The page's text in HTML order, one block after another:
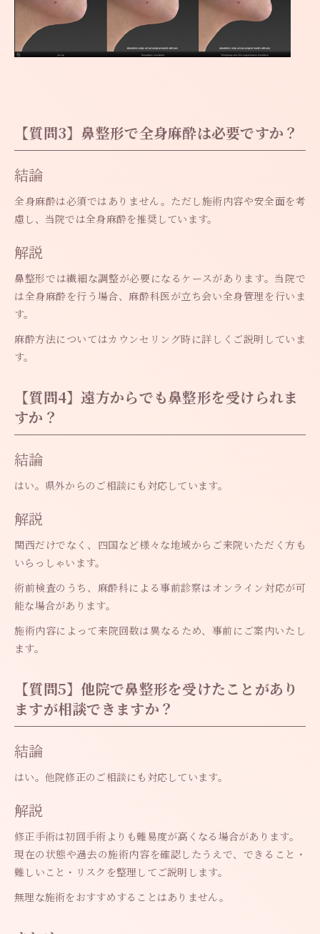
【質問3】鼻整形で全身麻酔は必要ですか？
結論
全身麻酔は必須ではありません。ただし施術内容や安全面を考
慮し、当院では全身麻酔を推奨しています。
解説
鼻整形では繊細な調整が必要になるケースがあります。当院で
は全身麻酔を行う場合、麻酔科医が立ち会い全身管理を行いま
す。
麻酔方法についてはカウンセリング時に詳しくご説明していま
す。
【質問4】遠方からでも鼻整形を受けられま
すか？
結論
はい。県外からのご相談にも対応しています。
解説
関西だけでなく、四国など様々な地域からご来院いただく方も
いらっしゃいます。
術前検査のうち、麻酔科による事前診察はオンライン対応が可
能な場合があります。
施術内容によって来院回数は異なるため、事前にご案内いたし
ます。
【質問5】他院で鼻整形を受けたことがあり
ますが相談できますか？
結論
はい。他院修正のご相談にも対応しています。
解説
修正手術は初回手術よりも難易度が高くなる場合があります。
現在の状態や過去の施術内容を確認したうえで、できること・
難しいこと・リスクを整理してご説明します。
無理な施術をおすすめすることはありません。